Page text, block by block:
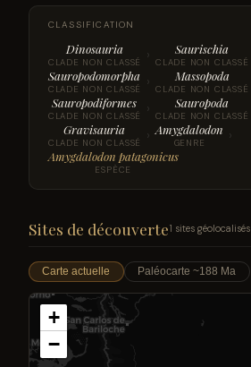
CLASSIFICATION
Dinosauria
CLADE NON CLASSÉ › Saurischia
CLADE NON CLASSÉ
Sauropodomorpha
CLADE NON CLASSÉ › Massopoda
CLADE NON CLASSÉ
Sauropodiformes
CLADE NON CLASSÉ › Sauropoda
CLADE NON CLASSÉ
Gravisauria
CLADE NON CLASSÉ › Amygdalodon
GENRE ›
Amygdalodon patagonicus
ESPÈCE
Sites de découverte1 sites géolocalisés
Carte actuelle Paléocarte ~188 Ma
+
−